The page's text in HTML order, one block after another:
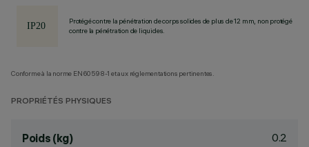
Protégé contre la pénétration de corps solides de plus de 12 mm, non protégé
contre la pénétration de liquides.
Conforme à la norme EN60598-1 et aux réglementations pertinentes.
PROPRIÉTÉS PHYSIQUES
Poids (kg) 0.2